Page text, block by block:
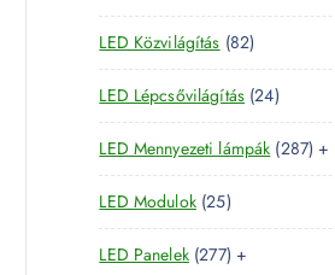
k
m
é
k
t
e
r
m
é
k
LED Közvilágítás 828
2
t
e
r
m
k
LED Lépcsővilágítás 242
4
t
e
m
LED Mennyezeti lámpák 2872
8
t
+
LED Modulok 252
5
t
LED Panelek 2772 +